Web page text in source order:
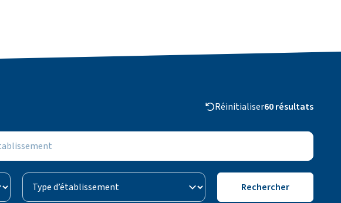
Réinitialiser60 résultats
Type d’établissement
Rechercher